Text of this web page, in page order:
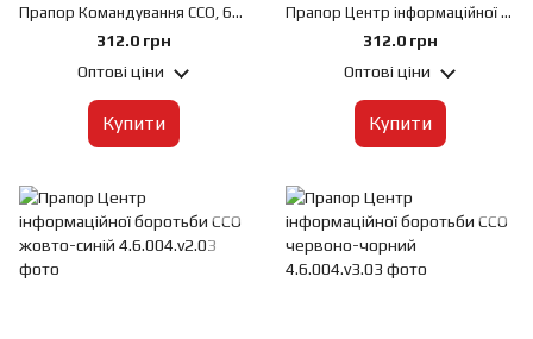
Прапор Командування ССО, 60х90 см, Штучний шовк 50 г/м², Сублімаційний друк, односторонній, Кишеня під древко зліва
312.0 грн
Оптові ціни
Купити
Прапор Центр інформаційної боротьби Сил спеціальних операцій, 60х90 см, Штучний шовк 50 г/м², Сублімаційний друк, односторонній, Кишеня під древко зліва
312.0 грн
Оптові ціни
Купити